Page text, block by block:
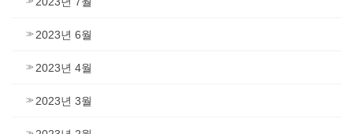
2023년 6월
2023년 4월
2023년 3월